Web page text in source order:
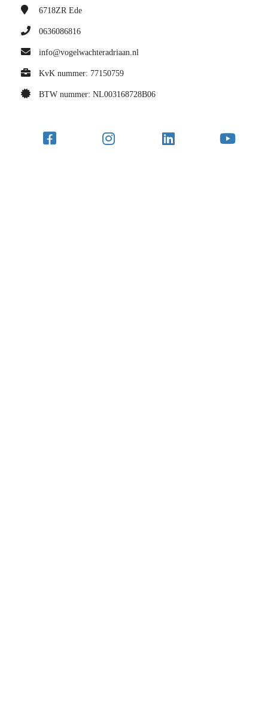
6718ZR Ede
0636086816
info@vogelwachteradriaan.nl
KvK nummer: 77150759
BTW nummer: NL003168728B06